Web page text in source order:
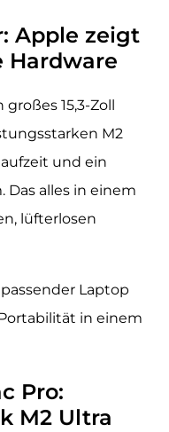
Apple zeigt
Hardware
15,3-Zoll
M2
und ein
Das alles in einem
lüfterlosen
Laptop
in einem
Pro:
M2 Ultra